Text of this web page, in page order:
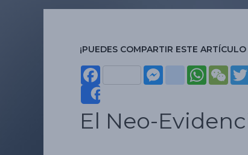
¡PUEDES COMPARTIR ESTE
er
insta
m
Wha
WeC
Share
El Neo-